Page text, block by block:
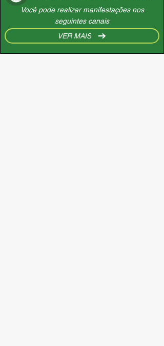
Você pode realizar manifestações nos
seguintes canais
VER MAIS